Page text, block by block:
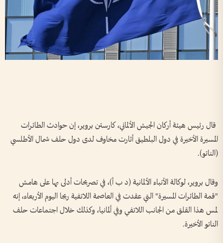
قال رئيس هيئة أركان الجيش الألماني، كارستن بروير، إن حوادث الطائرات
المسيرة الأخيرة في دول البلطيق أثارت مخاوف لدى دول حلف شمال الأطلسي
(الناتو).
وقال بروير، لوكالة الأنباء الألمانية (د ب أ)، في تصريحات أدلى بها على هامش
"قمة الطائرات المسيرة" التي عقدت في العاصمة اللاتفية ريجا اليوم الأربعاء، إنه
لمس هذا القلق من الجانب اللاتفي وفي ألمانيا، وكذلك خلال اجتماعات حلف
الناتو الأخيرة.